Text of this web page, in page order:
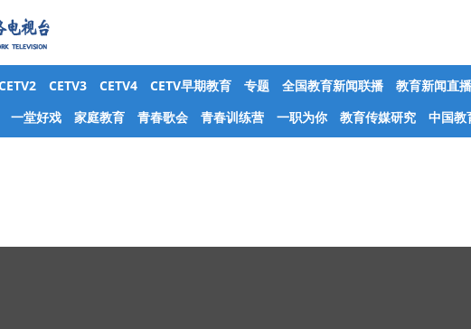
CETV3 CETV4 CETV早期教育 专题 全国教育新闻联播 教育新闻直
一堂好戏 家庭教育 青春歌会 青春训练营 一职为你 教育传媒研究 中国教